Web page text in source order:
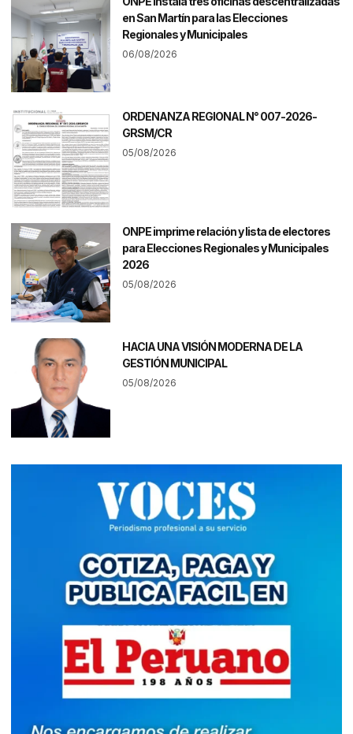
en San Martín para las Elecciones
Regionales y Municipales
06/08/2026
ORDENANZA REGIONAL N° 007-2026-
GRSM/CR
05/08/2026
ONPE imprime relación y lista de electores
para Elecciones Regionales y Municipales
2026
05/08/2026
HACIA UNA VISIÓN MODERNA DE LA
GESTIÓN MUNICIPAL
05/08/2026